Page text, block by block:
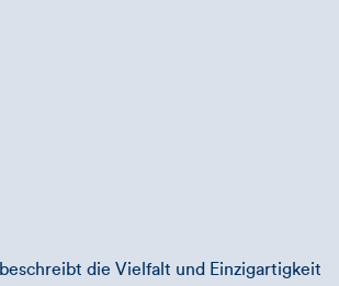
die Vielfalt und Einzigartigkeit